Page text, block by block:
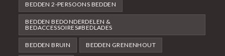
BEDDEN 2-PERSOONS BEDDEN
BEDDEN BEDONDERDELEN &
BEDACCESSOIRES#BEDLADES
BEDDEN BRUIN BEDDEN GRENENHOUT